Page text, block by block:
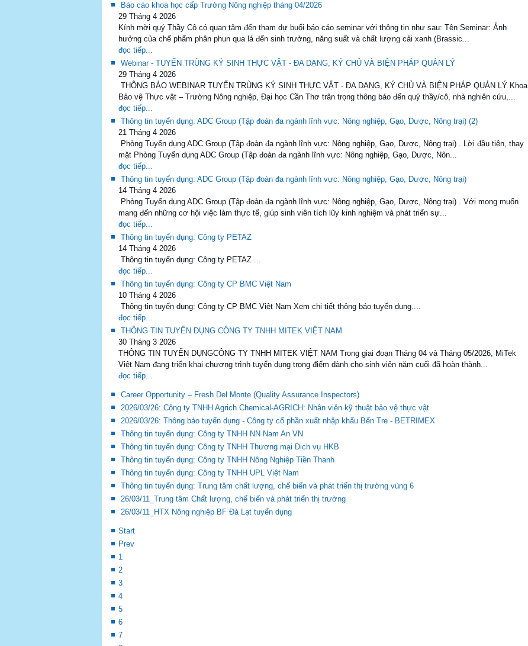
Báo cáo khoa học cấp Trường Nông nghiệp tháng 04/2026
29 Tháng 4 2026
Kính mời quý Thầy Cô có quan tâm đến tham dự buổi báo cáo seminar với thông tin như sau: Tên Seminar: Ảnh
hưởng của chế phẩm phân phun qua lá đến sinh trưởng, năng suất và chất lượng cải xanh (Brassic...
đọc tiếp...
Webinar - TUYẾN TRÙNG KÝ SINH THỰC VẬT - ĐA DẠNG, KÝ CHỦ VÀ BIỆN PHÁP QUẢN LÝ
29 Tháng 4 2026
THÔNG BÁO WEBINAR TUYẾN TRÙNG KÝ SINH THỰC VẬT - ĐA DẠNG, KÝ CHỦ VÀ BIỆN PHÁP QUẢN LÝ Khoa
Bảo vệ Thực vật – Trường Nông nghiệp, Đại học Cần Thơ trân trọng thông báo đến quý thầy/cô, nhà nghiên cứu,...
đọc tiếp...
Thông tin tuyển dụng: ADC Group (Tập đoàn đa ngành lĩnh vực: Nông nghiệp, Gạo, Dược, Nông trại) (2)
21 Tháng 4 2026
Phòng Tuyển dụng ADC Group (Tập đoàn đa ngành lĩnh vực: Nông nghiệp, Gạo, Dược, Nông trại) . Lời đầu tiên, thay
mặt Phòng Tuyển dụng ADC Group (Tập đoàn đa ngành lĩnh vực: Nông nghiệp, Gạo, Dược, Nôn...
đọc tiếp...
Thông tin tuyển dụng: ADC Group (Tập đoàn đa ngành lĩnh vực: Nông nghiệp, Gạo, Dược, Nông trại)
14 Tháng 4 2026
Phòng Tuyển dụng ADC Group (Tập đoàn đa ngành lĩnh vực: Nông nghiệp, Gạo, Dược, Nông trại) . Với mong muốn
mang đến những cơ hội việc làm thực tế, giúp sinh viên tích lũy kinh nghiệm và phát triển sự...
đọc tiếp...
Thông tin tuyển dụng: Công ty PETAZ
14 Tháng 4 2026
Thông tin tuyển dụng: Công ty PETAZ ...
đọc tiếp...
Thông tin tuyển dụng: Công ty CP BMC Việt Nam
10 Tháng 4 2026
Thông tin tuyển dụng: Công ty CP BMC Việt Nam Xem chi tiết thông báo tuyển dụng....
đọc tiếp...
THÔNG TIN TUYỂN DỤNG CÔNG TY TNHH MITEK VIỆT NAM
30 Tháng 3 2026
THÔNG TIN TUYỂN DỤNGCÔNG TY TNHH MITEK VIỆT NAM Trong giai đoạn Tháng 04 và Tháng 05/2026, MiTek
Việt Nam đang triển khai chương trình tuyển dụng trọng điểm dành cho sinh viên năm cuối đã hoàn thành...
đọc tiếp...
Career Opportunity – Fresh Del Monte (Quality Assurance Inspectors)
2026/03/26: Công ty TNHH Agrich Chemical-AGRICH: Nhân viên kỹ thuật bảo vệ thực vật
2026/03/26: Thông báo tuyển dụng - Công ty cổ phần xuất nhập khẩu Bến Tre - BETRIMEX
Thông tin tuyển dụng: Công ty TNHH NN Nam An VN
Thông tin tuyển dụng: Công ty TNHH Thương mại Dịch vụ HKB
Thông tin tuyển dụng: Công ty TNHH Nông Nghiệp Tiền Thanh
Thông tin tuyển dụng: Công ty TNHH UPL Việt Nam
Thông tin tuyển dụng: Trung tâm chất lượng, chế biến và phát triển thị trường vùng 6
26/03/11_Trung tâm Chất lượng, chế biến và phát triển thị trường
26/03/11_HTX Nông nghiệp BF Đà Lạt tuyển dụng
Start
Prev
1
2
3
4
5
6
7